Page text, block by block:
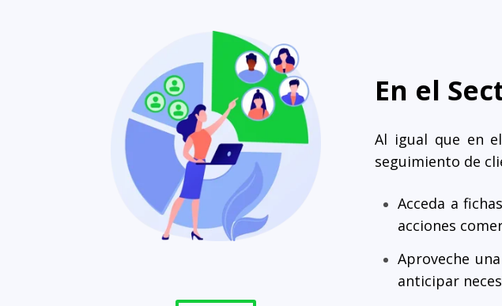
En el
Al igual que en
seguimiento de
Acceda a
acciones
Aproveche
anticipar